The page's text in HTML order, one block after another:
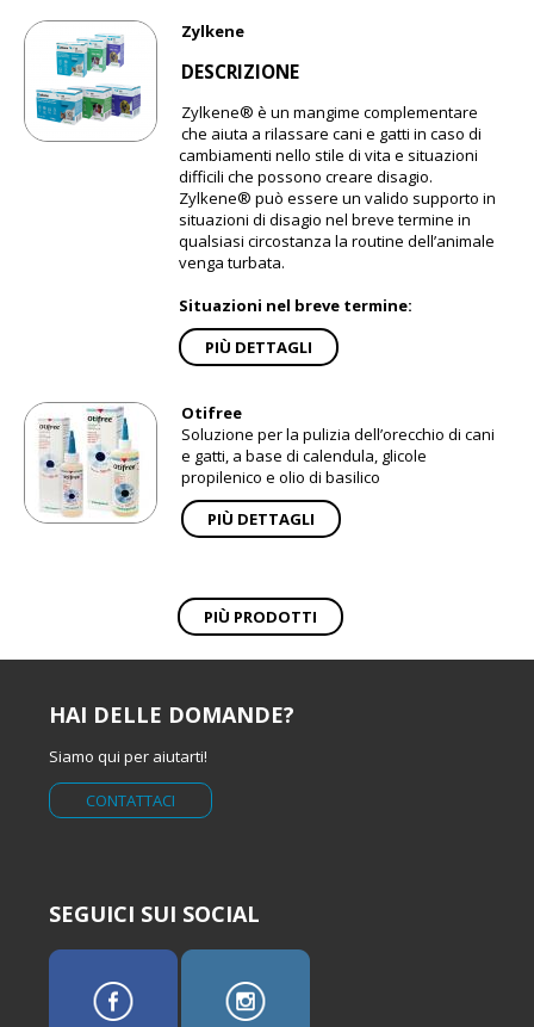
Zylkene
DESCRIZIONE
Zylkene® è un mangime complementare
che aiuta a rilassare cani e gatti in caso di
cambiamenti nello stile di vita e situazioni
difficili che possono creare disagio.
Zylkene® può essere un valido supporto in
situazioni di disagio nel breve termine in
qualsiasi circostanza la routine dell’animale
venga turbata.
Situazioni nel breve termine:
PIÙ DETTAGLI
Otifree
Soluzione per la pulizia dell’orecchio di cani
e gatti, a base di calendula, glicole
propilenico e olio di basilico
PIÙ DETTAGLI
PIÙ PRODOTTI
HAI DELLE DOMANDE?
Siamo qui per aiutarti!
CONTATTACI
SEGUICI SUI SOCIAL